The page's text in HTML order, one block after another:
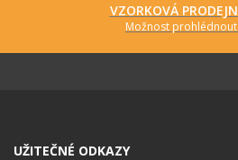
VZORKOVÁ
Možnost
UŽITEČNÉ ODKAZY